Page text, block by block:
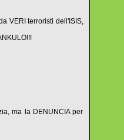
VERI terroristi dell'ISIS,
ma la DENUNCIA per